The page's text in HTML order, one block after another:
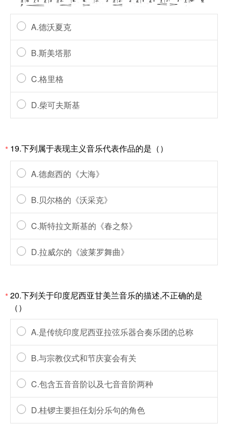
A.德沃夏克
B.斯美塔那
C.格里格
D.柴可夫斯基
* 19.下列属于表现主义音乐代表作品的是（）
A.德彪西的《大海》
B.贝尔格的《沃采克》
C.斯特拉文斯基的《春之祭》
D.拉威尔的《波莱罗舞曲》
*20.下列关于印度尼西亚甘美兰音乐的描述,不正确的是
（）
A.是传统印度尼西亚拉弦乐器合奏乐团的总称
B.与宗教仪式和节庆宴会有关
C.包含五音音阶以及七音音阶两种
D.桂锣主要担任划分乐句的角色